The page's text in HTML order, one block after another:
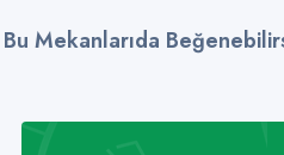
Bu Mekanlarıda